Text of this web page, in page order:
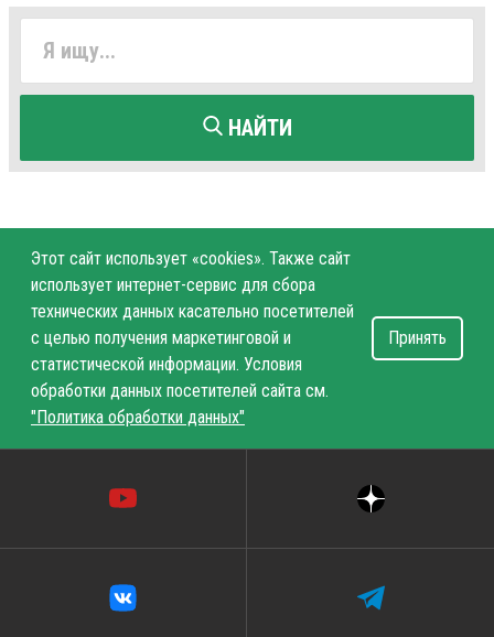
НАЙТИ
Этот сайт использует «cookies». Также сайт
использует интернет-сервис для сбора
технических данных касательно посетителей
с целью получения маркетинговой и
статистической информации. Условия
обработки данных посетителей сайта см.
"Политика обработки данных"
Принять